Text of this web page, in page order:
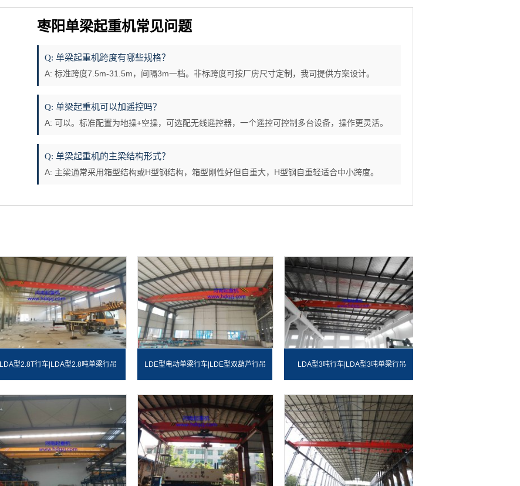
枣阳单梁起重机常见问题
Q: 单梁起重机跨度有哪些规格？
A: 标准跨度7.5m-31.5m，间隔3m一档。非标跨度可按厂房尺寸定制，我司提供方案设计。
Q: 单梁起重机可以加遥控吗？
A: 可以。标准配置为地操+空操，可选配无线遥控器，一个遥控可控制多台设备，操作更灵活。
Q: 单梁起重机的主梁结构形式？
A: 主梁通常采用箱型结构或H型钢结构，箱型刚性好但自重大，H型钢自重轻适合中小跨度。
LDA型2.8T行车|LDA型2.8吨单梁行吊 LDE型电动单梁行车|LDE型双葫芦行吊 LDA型3吨行车|LDA型3吨单梁行吊